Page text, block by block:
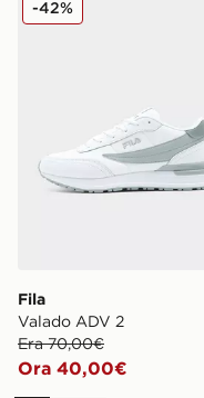
Fila
Valado ADV 2
Era 70,00€
Ora 40,00€
-42%